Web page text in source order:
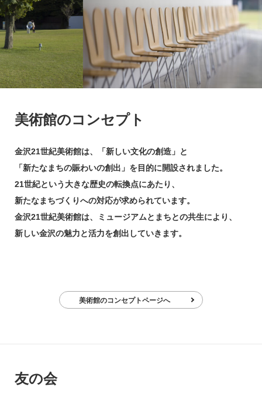
美術館のコンセプト
金沢21世紀美術館は、「新しい文化の創造」と
「新たなまちの賑わいの創出」を目的に開設されました。
21世紀という大きな歴史の転換点にあたり、
新たなまちづくりへの対応が求められています。
金沢21世紀美術館は、ミュージアムとまちとの共生により、
新しい金沢の魅力と活力を創出していきます。
美術館のコンセプトページへ
友の会